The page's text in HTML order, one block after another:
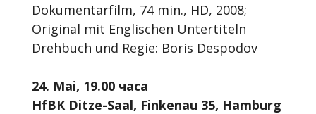
Dokumentarfilm, 74 min., HD, 2008;
Original mit Englischen Untertiteln
Drehbuch und Regie: Boris Despodov
24. Mai, 19.00 часа
HfBK Ditze-Saal, Finkenau 35, Hamburg